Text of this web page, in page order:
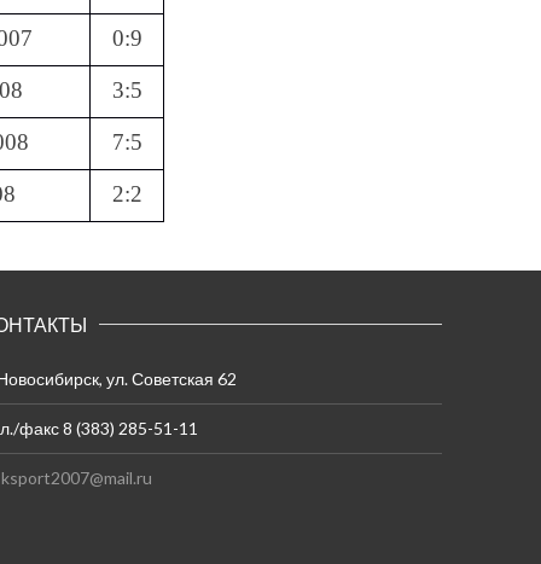
0:9
3:5
7:5
2:2
ул. Советская 62
факс 8 (383) 285-51-11